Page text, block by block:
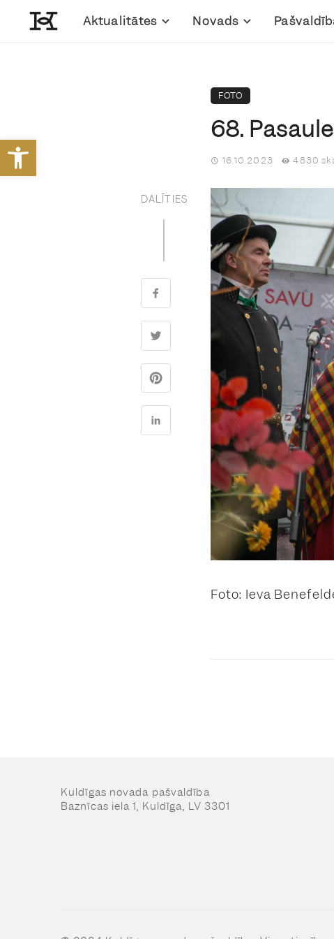
Open toolbar
Aktualitātes Novads
FOTO
68.
16.10.2023 4830
DALĪTIES
Foto: Ieva
Kuldīgas novada pašvaldība
Baznīcas iela 1, Kuldīga, LV 3301